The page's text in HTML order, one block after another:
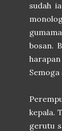
sudah
bosan.
Semoga
kepala.
gerutu